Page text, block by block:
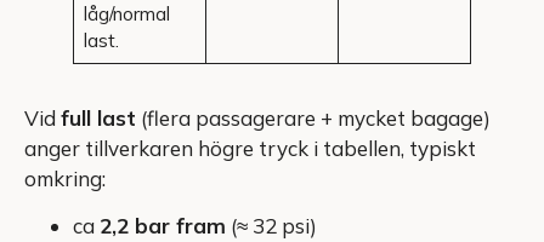
låg/normal
last.
Vid full last (flera passagerare + mycket bagage)
anger tillverkaren högre tryck i tabellen, typiskt
omkring:
ca 2,2 bar fram (≈ 32 psi)